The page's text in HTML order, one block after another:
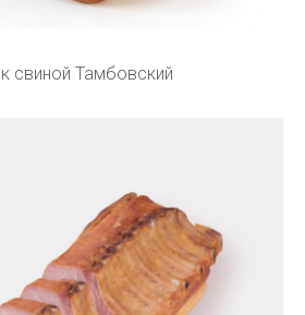
свиной Тамбовский